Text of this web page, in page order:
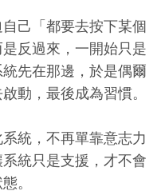
己「都要去按下某個
反過來，一開始只是
先在那邊，於是偶爾
動，最後成為習慣。
統，不再單靠意志力
統只是支援，才不會
。